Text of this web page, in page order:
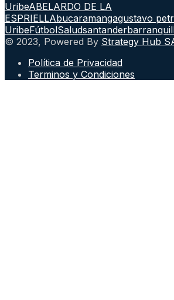
UribeABELARDO DE LA
ESPRIELLAbucaramangagustavo
UribeFútbolSaludsantander
© 2023, Powered By Strategy Hub
Política de Privacidad
Terminos y Condiciones